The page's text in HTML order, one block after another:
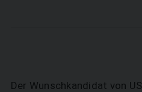
Der Wunschkandidat von